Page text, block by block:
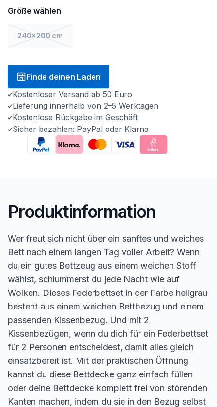
Größe wählen
240x200 cm
Finde deinen Laden
Kostenloser Versand ab 50 Euro
Lieferung innerhalb von 2–5 Werktagen
Kostenlose Rückgabe im Geschäft
Sicher bezahlen: PayPal oder Klarna
Produktinformation
Wer freut sich nicht über ein sanftes und weiches
Bett nach einem langen Tag voller Arbeit? Wenn
du ein gutes Bettzeug aus einem weichen Stoff
wählst, schlummerst du jede Nacht wie auf
Wolken. Dieses Federbettset in der Farbe hellgrau
besteht aus einem weichen Bettbezug und einem
passenden Kissenbezug. Und mit 2
Kissenbezügen, wenn du dich für ein Federbettset
für 2 Personen entscheidest, damit alles gleich
einsatzbereit ist. Mit der praktischen Öffnung
kannst du diese Bettdecke ganz einfach füllen
oder deine Bettdecke komplett frei von störenden
Kanten machen, indem du sie in den Bezug selbst